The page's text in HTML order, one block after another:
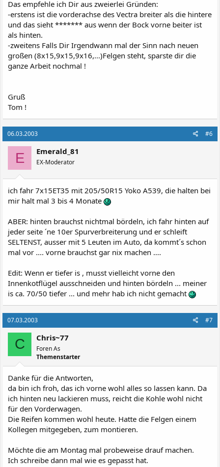
Das empfehle ich Dir aus zweierlei Gründen:
-erstens ist die vorderachse des Vectra breiter als die hintere
und das sieht ******* aus wenn der Bock vorne beiter ist
als hinten.
-zweitens Falls Dir Irgendwann mal der Sinn nach neuen
großen (8x15,9x15,9x16,...)Felgen steht, sparste dir die
ganze Arbeit nochmal !
Gruß
Tom !
06.03.2003 #6
E Emerald_81
EX-Moderator
ich fahr 7x15ET35 mit 205/50R15 Yoko A539, die halten bei
mir halt mal 3 bis 4 Monate
ABER: hinten brauchst nichtmal bördeln, ich fahr hinten auf
jeder seite ´ne 10er Spurverbreiterung und er schleift
SELTENST, ausser mit 5 Leuten im Auto, da kommt´s schon
mal vor .... vorne brauchst gar nix machen ....
Edit: Wenn er tiefer is , musst vielleicht vorne den
Innenkotflügel ausschneiden und hinten bördeln ... meiner
is ca. 70/50 tiefer ... und mehr hab ich nicht gemacht
07.03.2003 #7
C Chris~77
Foren As
Themenstarter
Danke für die Antworten,
da bin ich froh, das ich vorne wohl alles so lassen kann. Da
ich hinten neu lackieren muss, reicht die Kohle wohl nicht
für den Vorderwagen.
Die Reifen kommen wohl heute. Hatte die Felgen einem
Kollegen mitgegeben, zum montieren.
Möchte die am Montag mal probeweise drauf machen.
Ich schreibe dann mal wie es gepasst hat.